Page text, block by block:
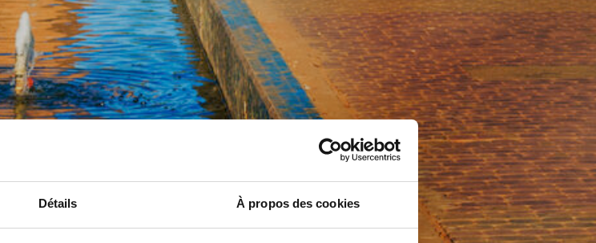
Détails À propos des cookies